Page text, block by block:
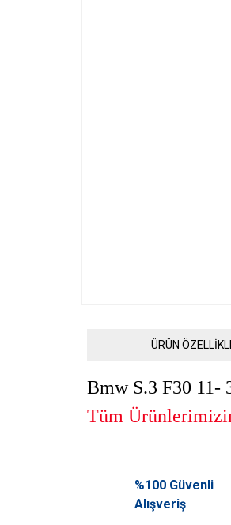
ÜRÜN
Bmw S.3 F30 11-
Tüm
Görüş ve önerileriniz için
%100 Güvenli
Alışveriş